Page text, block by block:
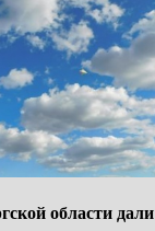
области дали